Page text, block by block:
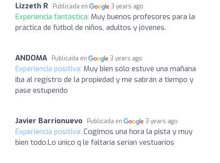
Lizzeth R Publicada en 3 years ago
Experiencia fantástica: Muy buenos profesores para la
práctica de fútbol de niños, adultos y jóvenes.
ANDOMA Publicada en 3 years ago
Experiencia positiva: Muy bien sólo estuve una mañana
iba al registro de la propiedad y me sabrán a tiempo y
pase estupendo
Javier Barrionuevo Publicada en 3 years ago
Experiencia positiva: Cogimos una hora la pista y muy
bien todo.Lo único q le faltaría serían vestuarios